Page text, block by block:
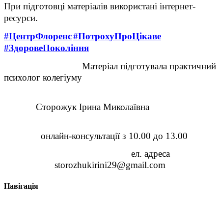
При підготовці матеріалів використані інтернет-
ресурси.
#ЦентрФлоренс#ПотрохуПроЦікаве
#ЗдоровеПокоління
Матеріал підготувала практичний
психолог колегіуму
Сторожук Ірина Миколаївна
онлайн-консультації з 10.00 до 13.00
ел. адреса
storozhukirini29@gmail.com
Навігація